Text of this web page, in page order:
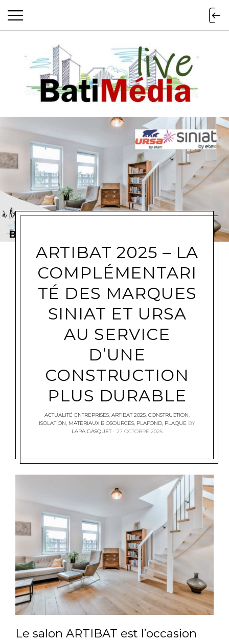
Batimedialive
ARTIBAT 2025 – LA
COMPLÉMENTARI
TÉ DES MARQUES
SINIAT ET URSA
AU SERVICE
D’UNE
CONSTRUCTION
PLUS DURABLE
ACTUALITÉ ENTREPRISES, ARTIBAT 2025, CONSTRUCTION,
ISOLATION, MATÉRIAUX BIOSOURCÉS, PLAFOND, PLAQUE BY
LARA GASQUET
27 OCTOBRE 2025
Le salon ARTIBAT est l’occasion